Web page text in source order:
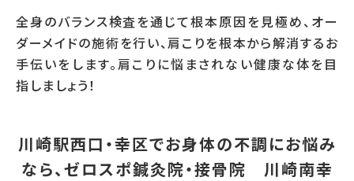
全身のバランス検査を通じて根本原因を見極め、オー
ダーメイドの施術を行い、肩こりを根本から解消するお
手伝いをします。肩こりに悩まされない健康な体を目
指しましょう！
川崎駅西口・幸区でお身体の不調にお悩み
なら、ゼロスポ鍼灸院・接骨院 川崎南幸